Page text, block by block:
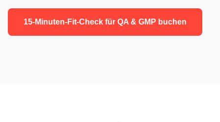
15-Minuten-Fit-Check für QA & GMP buchen